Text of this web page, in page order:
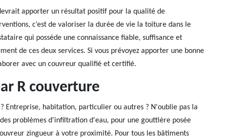
apporter un résultat positif pour la qualité de
c’est de valoriser la durée de vie la toiture dans le
qui possède une connaissance fiable, suffisance et
de ces deux services. Si vous prévoyez apporter une bonne
avec un couvreur qualifié et certifié.
R couverture
Entreprise, habitation, particulier ou autres ? N'oublie pas la
problèmes d'infiltration d'eau, pour une gouttière posée
zingueur à votre proximité. Pour tous les bâtiments